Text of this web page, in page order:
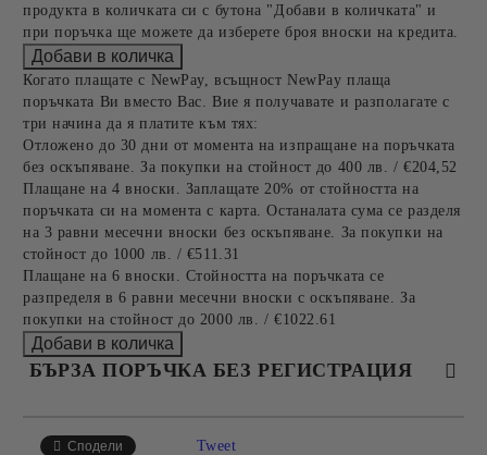
продукта в количката си с бутона "Добави в количката" и
при поръчка ще можете да изберете броя вноски на кредита.
Когато плащате с NewPay, всъщност NewPay плаща
поръчката Ви вместо Вас. Вие я получавате и разполагате с
три начина да я платите към тях:
Отложено до 30 дни от момента на изпращане на поръчката
без оскъпяване. За покупки на стойност до 400 лв. / €204,52
Плащане на 4 вноски. Заплащате 20% от стойността на
поръчката си на момента с карта. Останалата сума се разделя
на 3 равни месечни вноски без оскъпяване. За покупки на
стойност до 1000 лв. / €511.31
Плащане на 6 вноски. Стойността на поръчката се
разпределя в 6 равни месечни вноски с оскъпяване. За
покупки на стойност до 2000 лв. / €1022.61
БЪРЗА ПОРЪЧКА БЕЗ РЕГИСТРАЦИЯ
Сподели Tweet